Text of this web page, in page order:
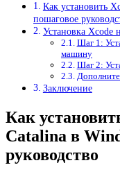
Как установить
пошаговое
Установка Xcode
Шаг 1:
машину
Шаг 2:
Заключение
Как
Catalina в
руководство